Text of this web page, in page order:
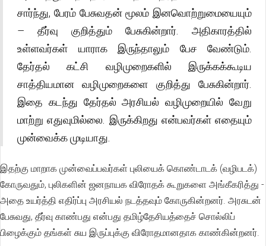
சார்ந்து, பேரம் பேசுவதன் மூலம் இனவொற்றுமையையும்
– தீர்வு குறித்தும் பேசுகின்றார். அதிகாரத்தில்
உள்ளவர்கள் யாராக இருந்தாலும் பேச வேண்டும்.
தேர்தல் கட்சி வழிமுறைகளில் இருக்கக்கூடிய
சாத்தியமான வழிமுறைகளை குறித்து பேசுகின்றார்.
இதை கடந்து தேர்தல் அரசியல் வழிமுறையில் வேறு
மாற்று எதுவுமில்லை. இருக்கிறது என்பவர்கள் எதையும்
முன்வைக்க முடியாது.
இதற்கு மாறாக முன்வைப்பவர்கள் புலியைக் கொண்டாடக் (வழிபடக்)
கோருவதும், புலிகளின் ஜனநாயக விரோதக் கூறுகளை அங்கீகரித்து -
அதை உயர்த்தி எதிர்ப்பு அரசியல் நடத்தவும் கோருகின்றனர். அரசுடன்
பேசுவது, தீர்வு காண்பது என்பது தமிழ்தேசியத்தைச் சொல்லிப்
பிழைக்கும் தங்கள் சுய இருப்புக்கு விரோதமானதாக காண்கின்றனர்.